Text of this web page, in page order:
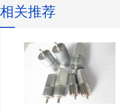
相关推荐